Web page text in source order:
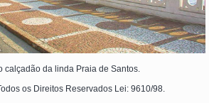
calçadão da linda Praia de Santos.
os Direitos Reservados Lei: 9610/98.